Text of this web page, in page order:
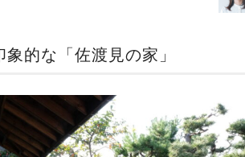
的な「佐渡見の家」